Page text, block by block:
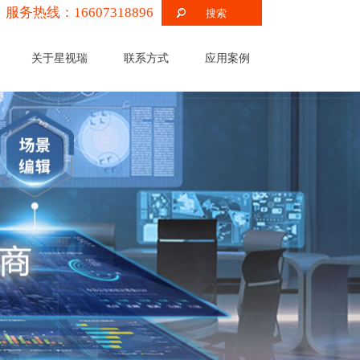
服务热线：16607318896
关于星视瑞 联系方式 应用案例